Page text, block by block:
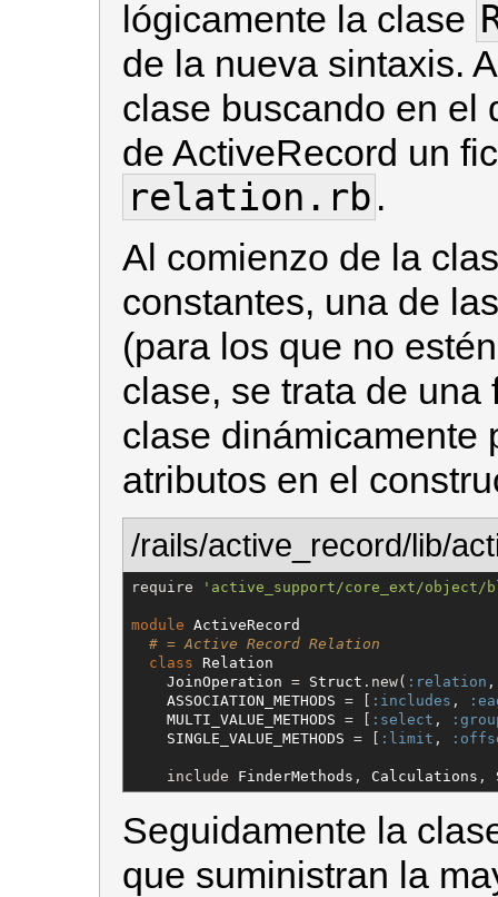
lógicamente la clase
de la nueva sintaxis.
clase buscando en el
de ActiveRecord un
relation.rb .
Al comienzo de la
constantes, una de
(para los que no
clase, se trata de
clase dinámicamente
atributos en el
/rails/active_record/lib/
require ' active_support/core_ext/object/
module ActiveRecord
# = Active Record Relation
class
Relation
JoinOperation = Struct .new( :relation
ASSOCIATION_METHODS = [ :includes ,
MULTI_VALUE_METHODS = [ :select ,
SINGLE_VALUE_METHODS = [ :limit ,
    include
FinderMethods , Calculations ,
Seguidamente la
que suministran la